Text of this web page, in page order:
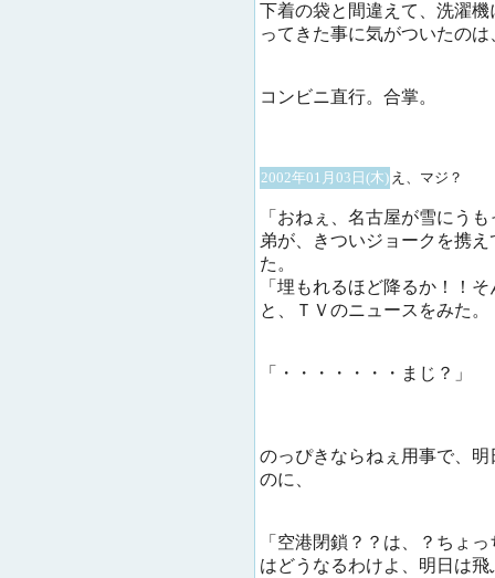
下着の袋と間違えて、洗濯
ってきた事に気がついたの
コンビニ直行。合掌。
2002年01月03日(木) え、マジ？
「おねぇ、名古屋が雪にう
弟が、きついジョークを携
た。
「埋もれるほど降るか！！
と、ＴＶのニュースをみた。
「・・・・・・・まじ？」
のっぴきならねぇ用事で、
のに、
「空港閉鎖？？は、？ちょ
はどうなるわけよ、明日は